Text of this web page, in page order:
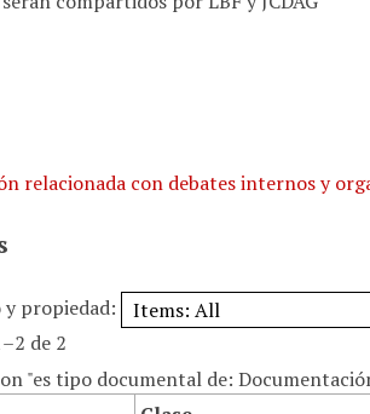
relacionada con debates internos y
propiedad:
de 2
"es tipo documental de: